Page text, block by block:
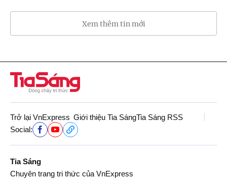
Xem thêm tin mới
Trở lại VnExpress Giới thiệu Tia SángTia Sáng RSS
Social:
Tia Sáng
Chuyên trang tri thức của VnExpress